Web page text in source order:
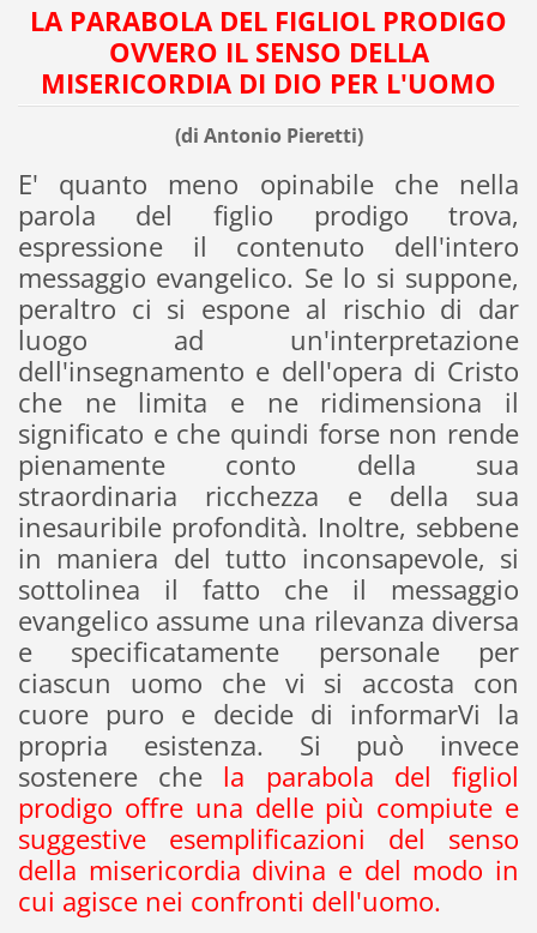
LA PARABOLA DEL FIGLIOL PRODIGO
OVVERO IL SENSO DELLA
MISERICORDIA DI DIO PER L'UOMO
(di Antonio Pieretti)
E' quanto meno opinabile che nella
parola del figlio prodigo trova,
espressione il contenuto dell'intero
messaggio evangelico. Se lo si suppone,
peraltro ci si espone al rischio di dar
luogo ad un'interpretazione
dell'insegnamento e dell'opera di Cristo
che ne limita e ne ridimensiona il
significato e che quindi forse non rende
pienamente conto della sua
straordinaria ricchezza e della sua
inesauribile profondità. Inoltre, sebbene
in maniera del tutto inconsapevole, si
sottolinea il fatto che il messaggio
evangelico assume una rilevanza diversa
e specificatamente personale per
ciascun uomo che vi si accosta con
cuore puro e decide di informarVi la
propria esistenza. Si può invece
sostenere che la parabola del figliol
prodigo offre una delle più compiute e
suggestive esemplificazioni del senso
della misericordia divina e del modo in
cui agisce nei confronti dell'uomo.